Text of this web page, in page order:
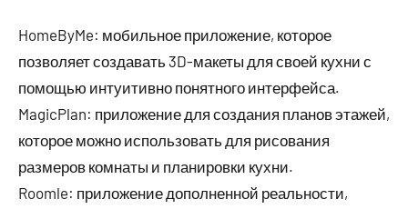
HomeByMe: мобильное приложение, которое
позволяет создавать 3D-макеты для своей кухни с
помощью интуитивно понятного интерфейса.
MagicPlan: приложение для создания планов этажей,
которое можно использовать для рисования
размеров комнаты и планировки кухни.
Roomle: приложение дополненной реальности,